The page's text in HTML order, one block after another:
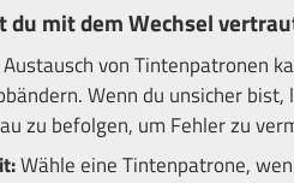
du mit dem Wechsel
von Tintenpatronen
Wenn du unsicher
zu befolgen, um Fehler zu
Wähle eine Tintenpatrone,